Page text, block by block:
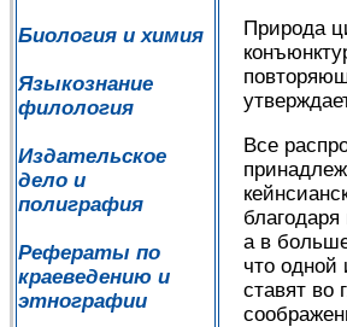
Биология и химия
Языкознание
филология
Издательское
дело и
полиграфия
Рефераты по
краеведению и
этнографии
Природа
Все
а в
что одной
ставят во